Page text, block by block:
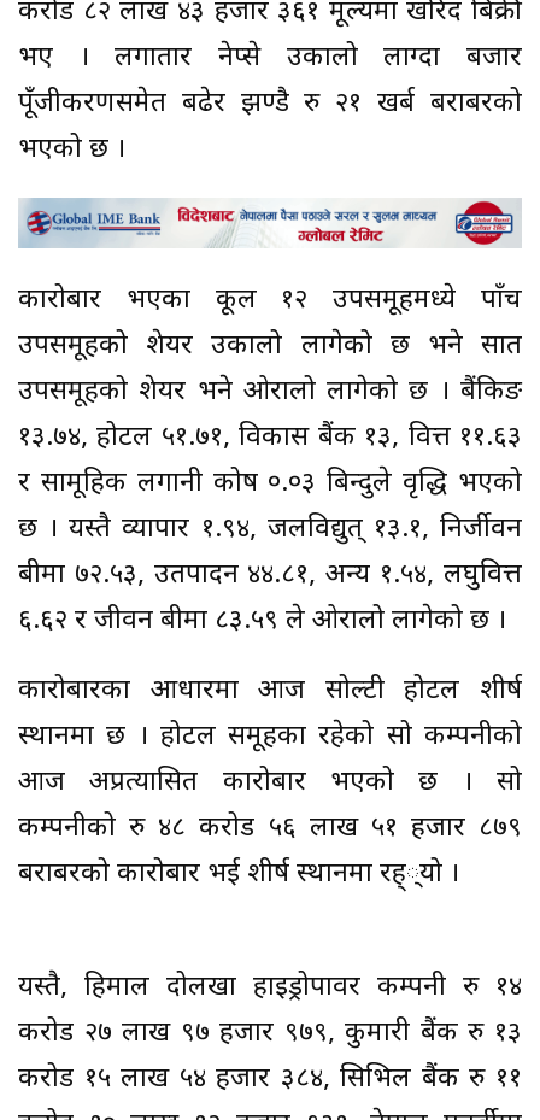
करोड ८२ लाख ४३ हजार ३६१ मूल्यमा खरिद बिक्री
भए । लगातार नेप्से उकालो लाग्दा बजार
पूँजीकरणसमेत बढेर झण्डै रु २१ खर्ब बराबरको
भएको छ ।
कारोबार भएका कूल १२ उपसमूहमध्ये पाँच
उपसमूहको शेयर उकालो लागेको छ भने सात
उपसमूहको शेयर भने ओरालो लागेको छ । बैंकिङ
१३.७४, होटल ५१.७१, विकास बैंक १३, वित्त ११.६३
र सामूहिक लगानी कोष ०.०३ बिन्दुले वृद्धि भएको
छ । यस्तै व्यापार १.९४, जलविद्युत् १३.१, निर्जीवन
बीमा ७२.५३, उतपादन ४४.८१, अन्य १.५४, लघुवित्त
६.६२ र जीवन बीमा ८३.५९ ले ओरालो लागेको छ ।
कारोबारका आधारमा आज सोल्टी होटल शीर्ष
स्थानमा छ । होटल समूहका रहेको सो कम्पनीको
आज अप्रत्यासित कारोबार भएको छ । सो
कम्पनीको रु ४८ करोड ५६ लाख ५१ हजार ८७९
बराबरको कारोबार भई शीर्ष स्थानमा रह््यो ।
यस्तै, हिमाल दोलखा हाइड्रोपावर कम्पनी रु १४
करोड २७ लाख ९७ हजार ९७९, कुमारी बैंक रु १३
करोड १५ लाख ५४ हजार ३८४, सिभिल बैंक रु ११